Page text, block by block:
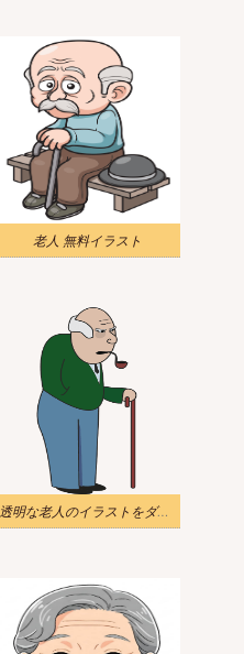
老人 無料イラスト
透明な老人のイラストをダウンロード